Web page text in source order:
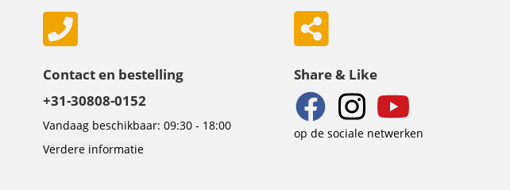
Contact en bestelling
+31-30808-0152
Vandaag beschikbaar: 09:30 - 18:00
Verdere informatie
Share & Like
op de sociale netwerken